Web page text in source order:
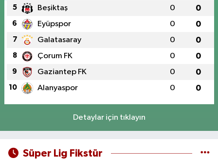
5 Beşiktaş 0 0
6 Eyüpspor 0 0
7 Galatasaray 0 0
8 Çorum FK 0 0
9 Gaziantep FK 0 0
10 Alanyaspor 0 0
Detaylar için tıklayın
Süper Lig Fikstür